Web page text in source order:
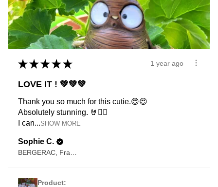
★ ★ ★ ★ ★ 1 year ago
LOVE IT ! 💚💚💚
Thank you so much for this cutie.😍😍
Absolutely stunning. 🤘❤️‍🔥
I can...SHOW MORE
Sophie C.
Product: